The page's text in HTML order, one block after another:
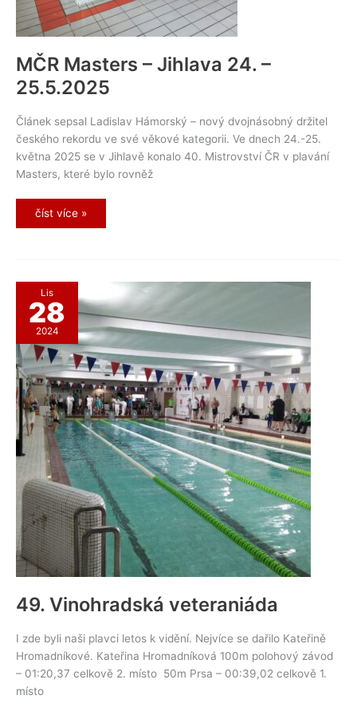
MČR Masters – Jihlava 24. –
25.5.2025
Článek sepsal Ladislav Hámorský – nový dvojnásobný držitel
českého rekordu ve své věkové kategorii. Ve dnech 24.-25.
května 2025 se v Jihlavě konalo 40. Mistrovství ČR v plavání
Masters, které bylo rovněž
MČR
číst více »
Lis
28
2024
49. Vinohradská veteraniáda
I zde byli naši plavci letos k vidění. Nejvíce se dařilo Kateřině
Hromadníkové. Kateřina Hromadníková 100m polohový závod
– 01:20,37 celkově 2. místo 50m Prsa – 00:39,02 celkově 1.
místo